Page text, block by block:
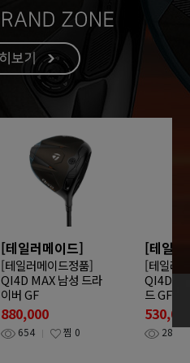
[테일러메이드]
[테일러메이드정품]
QI4D MAX 남성 드라
이버 GF
880,000
654 찜 0
[테일
[테일러
QI4D
드 GF
284